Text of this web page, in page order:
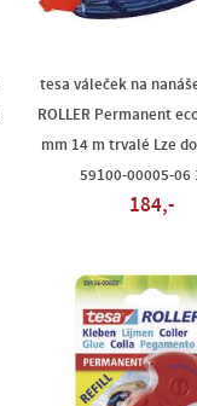
tesa váleček na
ROLLER Permanent
mm 14 m trvalé Lze
59100-00005-06
184,-